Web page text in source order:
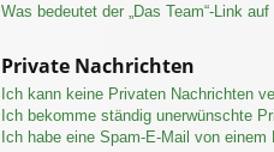
Was bedeutet der „Das Team“-Link
Private Nachrichten
Ich kann keine Privaten Nachrichten
Ich bekomme ständig unerwünschte
Ich habe eine Spam-E-Mail von